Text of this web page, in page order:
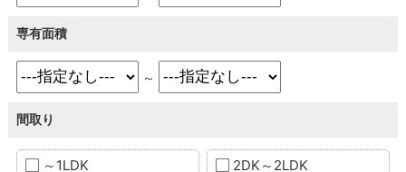
専有面積
～
間取り
～1LDK 2DK～2LDK